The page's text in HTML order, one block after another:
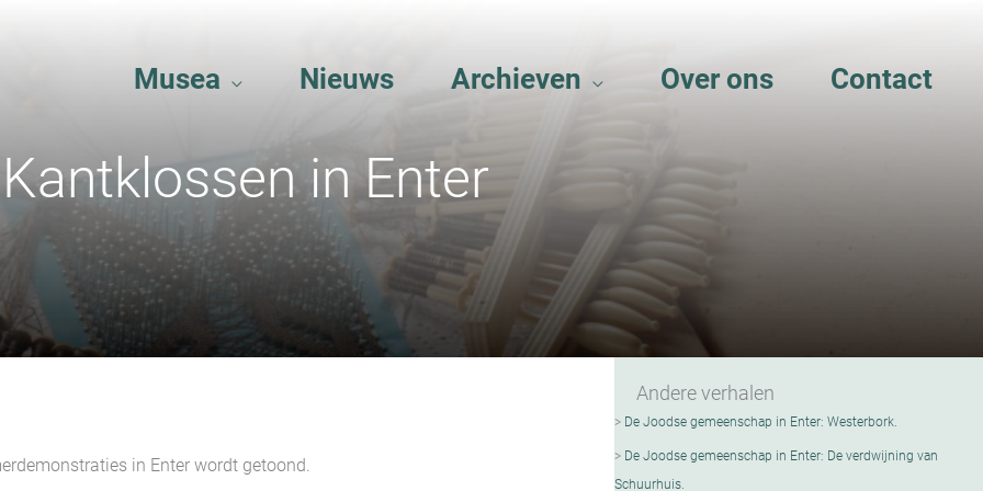
Musea Nieuws Archieven Over ons Contact
Kantklossen in Enter
in Enter wordt getoond.
Andere verhalen
De Joodse gemeenschap in Enter: Westerbork.
De Joodse gemeenschap in Enter: De verdwijning van
Schuurhuis.